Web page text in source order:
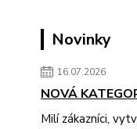
Novinky
16.07.2026
NOVÁ
Milí zákazníci,